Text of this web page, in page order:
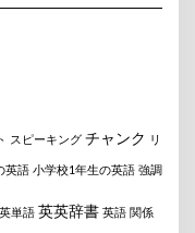
スピーキング チャンク リ
英語 小学校1年生の英語 強調
英単語 英英辞書 英語 関係